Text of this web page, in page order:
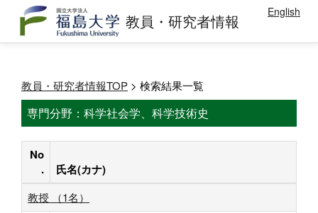
教員・研究者情報 English
教員・研究者情報TOP > 検索結果一覧
専門分野：科学社会学、科学技術史
No
.
氏名(カナ)
教授 （1名）